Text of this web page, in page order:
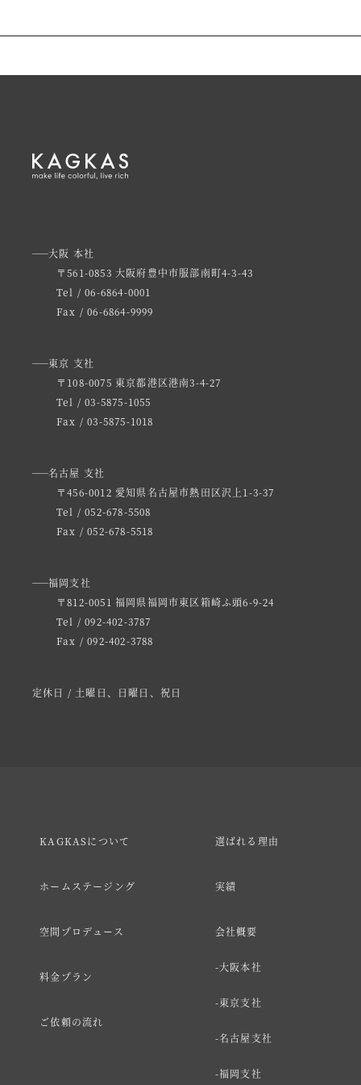
大阪 本社
〒561-0853 大阪府豊中市服部南町4-3-43
Tel / 06-6864-0001
Fax / 06-6864-9999
東京 支社
〒108-0075 東京都港区港南3-4-27
Tel / 03-5875-1055
Fax / 03-5875-1018
名古屋 支社
〒456-0012 愛知県名古屋市熱田区沢上1-3-37
Tel / 052-678-5508
Fax / 052-678-5518
福岡支社
〒812-0051 福岡県福岡市東区箱崎ふ頭6-9-24
Tel / 092-402-3787
Fax / 092-402-3788
定休日 / 土曜日、日曜日、祝日
KAGKASについて
ホームステージング
空間プロデュース
料金プラン
ご依頼の流れ
選ばれる理由
実績
会社概要
大阪本社
東京支社
名古屋支社
福岡支社